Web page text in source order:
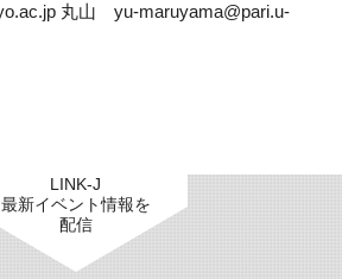
丸山 yu-maruyama@pari.u-
LINK-J
最新イベント情報を
配信